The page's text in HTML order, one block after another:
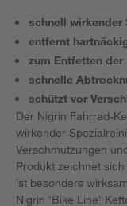
schnell wirkender
entfernt
zum Entfetten der
schnelle
schützt vor
Der Nigrin Fahrrad-
wirkender
Verschmutzungen
Produkt zeichnet
ist besonders
Nigrin 'Bike Line'